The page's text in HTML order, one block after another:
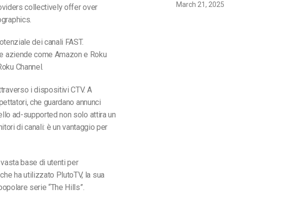
collectively offer over
dei canali FAST.
aziende come Amazon e Roku
Channel.
i dispositivi CTV. A
che guardano annunci
ad-supported non solo attira un
di canali: è un vantaggio per
base di utenti per
ha utilizzato PlutoTV, la sua
serie “The Hills”.
March 21, 2025